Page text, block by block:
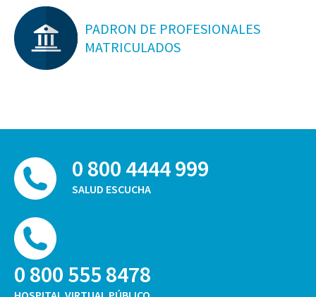
PADRON DE PROFESIONALES
MATRICULADOS
0 800 4444 999
SALUD ESCUCHA
0 800 555 8478